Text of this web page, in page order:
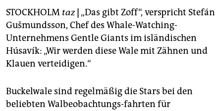
unterstützen
abo
genossenschaft
STOCKHOLM taz „Das gibt Zoff“, verspricht Stefán
Gušmundsson, Chef des Whale-Watching-
Unternehmens Gentle Giants im isländischen
Húsavík: „Wir werden diese Wale mit Zähnen und
Klauen verteidigen.“
Buckelwale sind regelmäßig die Stars bei den
beliebten Walbeobachtungs-fahrten für